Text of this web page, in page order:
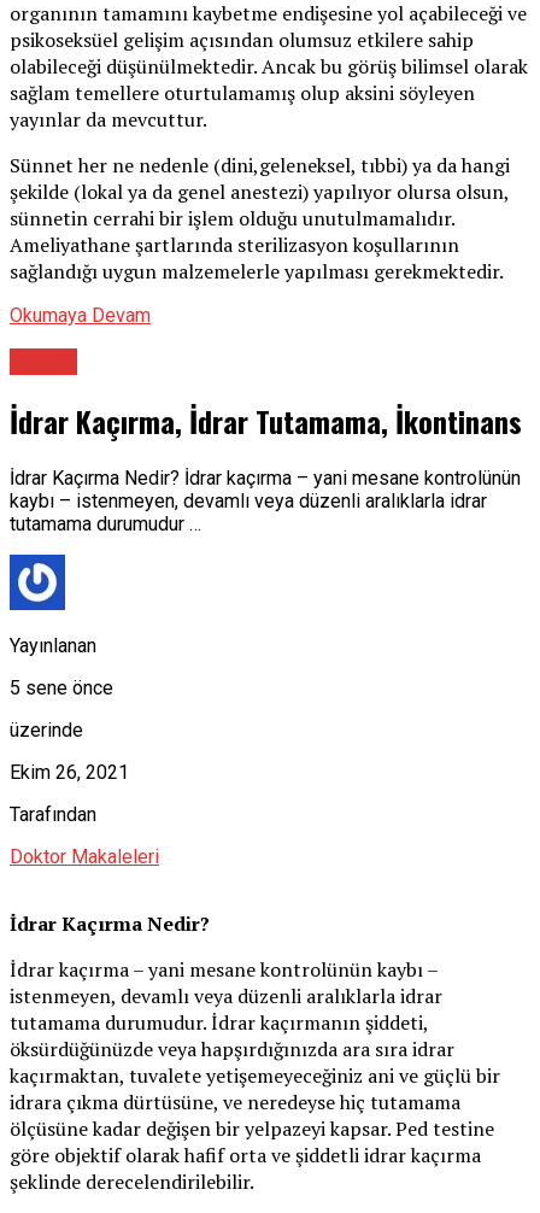
organının tamamını kaybetme endişesine yol açabileceği ve
psikoseksüel gelişim açısından olumsuz etkilere sahip
olabileceği düşünülmektedir. Ancak bu görüş bilimsel olarak
sağlam temellere oturtulamamış olup aksini söyleyen
yayınlar da mevcuttur.
Sünnet her ne nedenle (dini,geleneksel, tıbbi) ya da hangi
şekilde (lokal ya da genel anestezi) yapılıyor olursa olsun,
sünnetin cerrahi bir işlem olduğu unutulmamalıdır.
Ameliyathane şartlarında sterilizasyon koşullarının
sağlandığı uygun malzemelerle yapılması gerekmektedir.
Okumaya Devam
İdrar Kaçırma, İdrar Tutamama, İkontinans
İdrar Kaçırma Nedir? İdrar kaçırma – yani mesane kontrolünün
kaybı – istenmeyen, devamlı veya düzenli aralıklarla idrar
tutamama durumudur …
Yayınlanan
5 sene önce
üzerinde
Ekim 26, 2021
Tarafından
Doktor Makaleleri
İdrar Kaçırma Nedir?
İdrar kaçırma – yani mesane kontrolünün kaybı –
istenmeyen, devamlı veya düzenli aralıklarla idrar
tutamama durumudur. İdrar kaçırmanın şiddeti,
öksürdüğünüzde veya hapşırdığınızda ara sıra idrar
kaçırmaktan, tuvalete yetişemeyeceğiniz ani ve güçlü bir
idrara çıkma dürtüsüne, ve neredeyse hiç tutamama
ölçüsüne kadar değişen bir yelpazeyi kapsar. Ped testine
göre objektif olarak hafif orta ve şiddetli idrar kaçırma
şeklinde derecelendirilebilir.